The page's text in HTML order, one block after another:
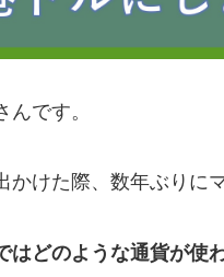
です。
かけた際、数年ぶりに
はどのような通貨が使